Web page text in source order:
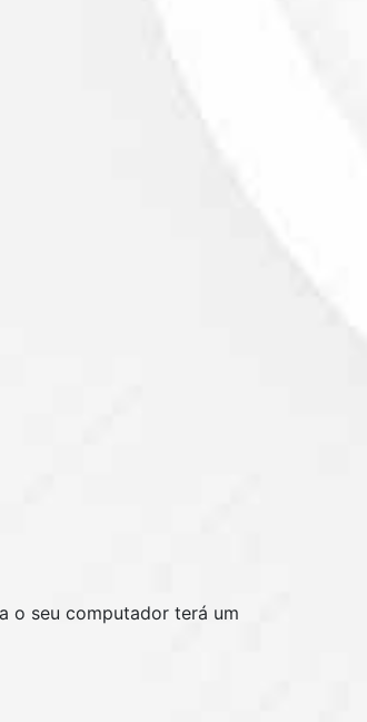
o seu computador terá um